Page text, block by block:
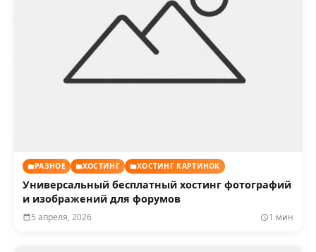
РАЗНОЕ ХОСТИНГ ХОСТИНГ КАРТИНОК
Универсальный бесплатный хостинг фотографий
и изображений для форумов
5 апреля, 2026 1 мин